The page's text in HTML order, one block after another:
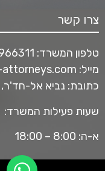
צרו קשר
טלפון המשרד:
מייל: attorneys.com
כתובת: נביא אל-חד'ר,
שעות פעילות המשרד:
א-ה: 8:00 – 18:00